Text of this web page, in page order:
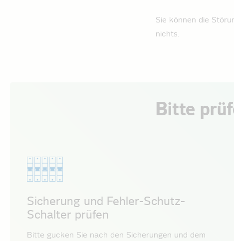
Sie können die
nichts.
Bitte
Sicherung und Fehler-Schutz-
Schalter prüfen
Bitte gucken Sie nach den Sicherungen und dem